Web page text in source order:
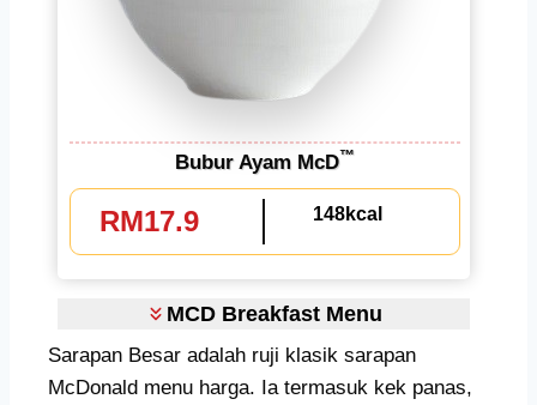
Bubur Ayam McD™
RM17.9 148kcal
MCD Breakfast Menu
Sarapan Besar adalah ruji klasik sarapan
McDonald menu harga. Ia termasuk kek panas,